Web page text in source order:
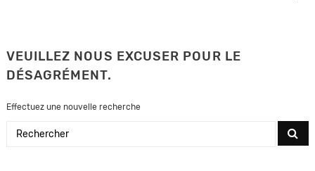
VEUILLEZ NOUS EXCUSER POUR LE
DÉSAGRÉMENT.
Effectuez une nouvelle recherche